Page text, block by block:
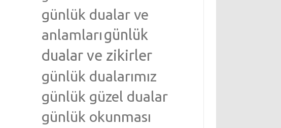
günlük dualar ve
anlamlarıgünlük
dualar ve zikirler
günlük dualarımız
günlük güzel dualar
günlük okunması